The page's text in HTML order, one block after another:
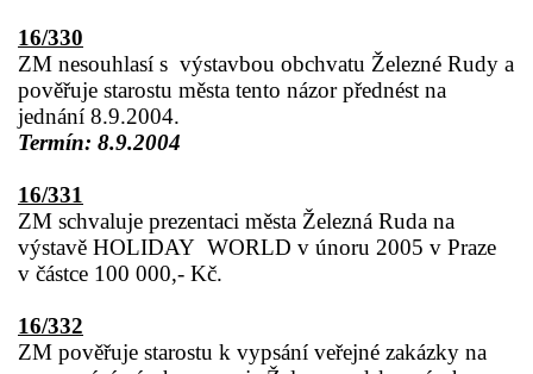
16/330
ZM nesouhlasí s výstavbou obchvatu Železné Rudy a
pověřuje starostu města tento názor přednést na
jednání 8.9.2004.
Termín: 8.9.2004
16/331
ZM schvaluje prezentaci města Železná Ruda na
výstavě HOLIDAY WORLD v únoru 2005 v Praze
v částce 100 000,- Kč.
16/332
ZM pověřuje starostu k vypsání veřejné zakázky na